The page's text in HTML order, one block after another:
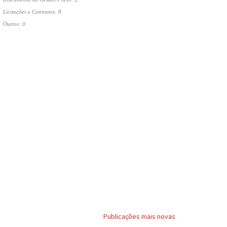
Licitações e Contratos: 8
Outros: 0
Publicações mais novas